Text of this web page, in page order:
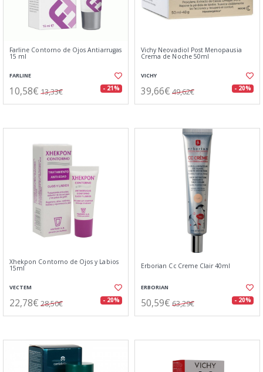
Farline Contorno de Ojos Antiarrugas
15 ml
FARLINE
10,58€ 13,33€ - 21%
Vichy Neovadiol Post Menopausia
Crema de Noche 50ml
VICHY
39,66€ 49,62€ - 20%
Xhekpon Contorno de Ojos y Labios
15ml
VECTEM
22,78€ 28,50€ - 20%
Erborian Cc Creme Clair 40ml
ERBORIAN
50,59€ 63,29€ - 20%